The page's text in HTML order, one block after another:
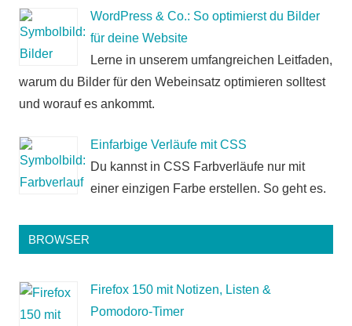
WordPress & Co.: So optimierst du Bilder
für deine Website
Lerne in unserem umfangreichen Leitfaden,
warum du Bilder für den Webeinsatz optimieren solltest
und worauf es ankommt.
Einfarbige Verläufe mit CSS
Du kannst in CSS Farbverläufe nur mit
einer einzigen Farbe erstellen. So geht es.
BROWSER
Firefox 150 mit Notizen, Listen &
Pomodoro-Timer